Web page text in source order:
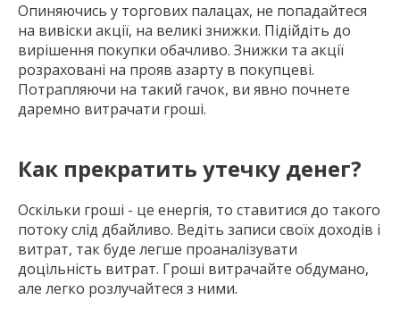
Опиняючись у торгових палацах, не попадайтеся
на вивіски акції, на великі знижки. Підійдіть до
вирішення покупки обачливо. Знижки та акції
розраховані на прояв азарту в покупцеві.
Потрапляючи на такий гачок, ви явно почнете
даремно витрачати гроші.
Как прекратить утечку денег?
Оскільки гроші - це енергія, то ставитися до такого
потоку слід дбайливо. Ведіть записи своїх доходів і
витрат, так буде легше проаналізувати
доцільність витрат. Гроші витрачайте обдумано,
але легко розлучайтеся з ними.